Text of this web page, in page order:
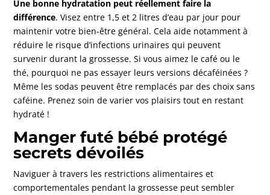
Une bonne hydratation peut réellement faire la
différence. Visez entre 1,5 et 2 litres d’eau par jour pour
maintenir votre bien-être général. Cela aide notamment à
réduire le risque d’infections urinaires qui peuvent
survenir durant la grossesse. Si vous aimez le café ou le
thé, pourquoi ne pas essayer leurs versions décaféinées ?
Même les sodas peuvent être remplacés par des choix sans
caféine. Prenez soin de varier vos plaisirs tout en restant
hydraté !
Manger futé bébé protégé
secrets dévoilés
Naviguer à travers les restrictions alimentaires et
comportementales pendant la grossesse peut sembler